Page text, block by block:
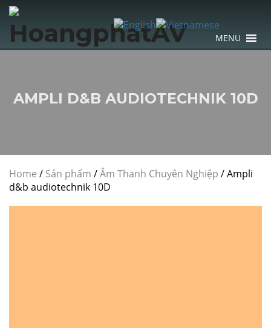
MENU
AMPLI D&B AUDIOTECHNIK 10D
Home / Sản phẩm /Âm Thanh Chuyên Nghiệp /Ampli
d&b audiotechnik 10D